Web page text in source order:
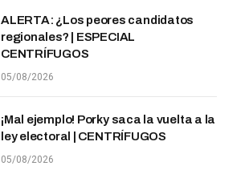
ALERTA: ¿Los peores candidatos
regionales? | ESPECIAL
CENTRÍFUGOS
05/08/2026
¡Mal ejemplo! Porky saca la vuelta a la
ley electoral | CENTRÍFUGOS
05/08/2026